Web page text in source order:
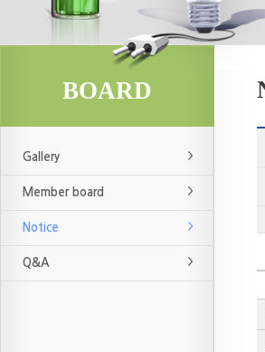
BOARD
Gallery
Member board
Notice
Q&A